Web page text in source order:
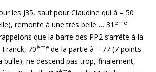
les J35, sauf pour Claudine qui à – 50
remonte à une très belle … 31 ème
que la barre des PP2 s’arrête à la
70ème de la partie à – 77 (7 points
bulle), ne descend pas trop, finalement,